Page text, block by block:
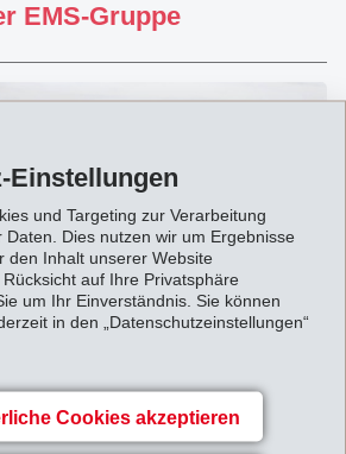
Einstellungen
und Targeting zur Verarbeitung
Dies nutzen wir um Ergebnisse
den Inhalt unserer Website
auf Ihre Privatsphäre
um Ihr Einverständnis. Sie können
in den „Datenschutzeinstellungen“
Cookies akzeptieren
EMS-Gruppe
im Betrugsfall:
bestätigt 5 Jahre